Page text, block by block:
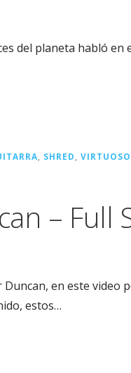
del planeta habló en
SHRED VIRTUOSO
– Full
Duncan, en este video
estos…